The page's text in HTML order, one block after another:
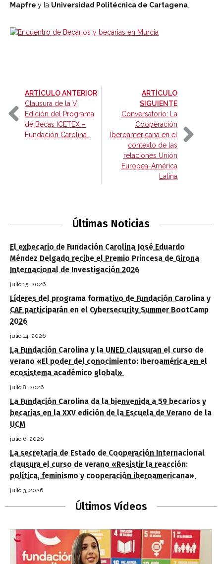
Mapfre y la Universidad Politécnica de Cartagena
ARTÍCULO ANTERIOR-
Clausura de la V
Edición del Programa
de Becas ICETEX –
Fundación Carolina
ARTÍCULO
SIGUIENTE-
Conversatorio: La
Cooperación
Iberoamericana en el
contexto de las
relaciones Unión
Europea-América
Latina
Últimas Noticias
El exbecario de Fundación Carolina José Eduardo
Méndez Delgado recibe el Premio Princesa de Girona
Internacional de Investigación 2026
julio 15, 2026
Líderes del programa formativo de Fundación Carolina y
CAF participarán en el Cybersecurity Summer BootCamp
2026
julio 14, 2026
La Fundación Carolina y la UNED clausuran el curso de
verano «El poder del conocimiento: Iberoamérica en el
ecosistema académico global»
julio 8, 2026
La Fundación Carolina da la bienvenida a 59 becarios y
becarias en la XXV edición de la Escuela de Verano de la
UCM
julio 6, 2026
La secretaria de Estado de Cooperación Internacional
clausura el curso de verano «Resistir la reacción:
política, feminismo y cooperación iberoamericana»
julio 3, 2026
Últimos Vídeos